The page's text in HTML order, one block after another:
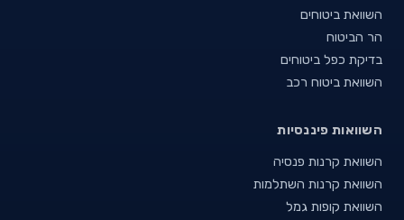
השוואת ביטוחים
הר הביטוח
בדיקת כפל ביטוחים
השוואת ביטוח רכב
השוואות פיננסיות
השוואת קרנות פנסיה
השוואת קרנות השתלמות
השוואת קופות גמל